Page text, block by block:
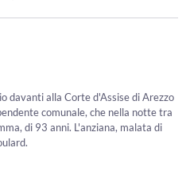
davanti alla Corte d'Assise di Arezzo
comunale, che nella notte tra
di 93 anni. L'anziana, malata di